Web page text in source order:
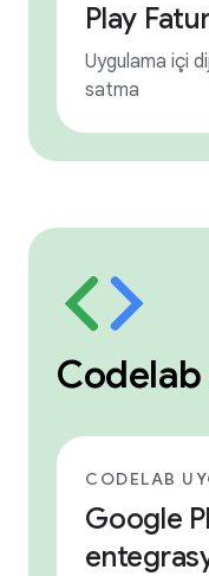
Play
Uygulama içi
satma
Codelab
CODELAB
Google